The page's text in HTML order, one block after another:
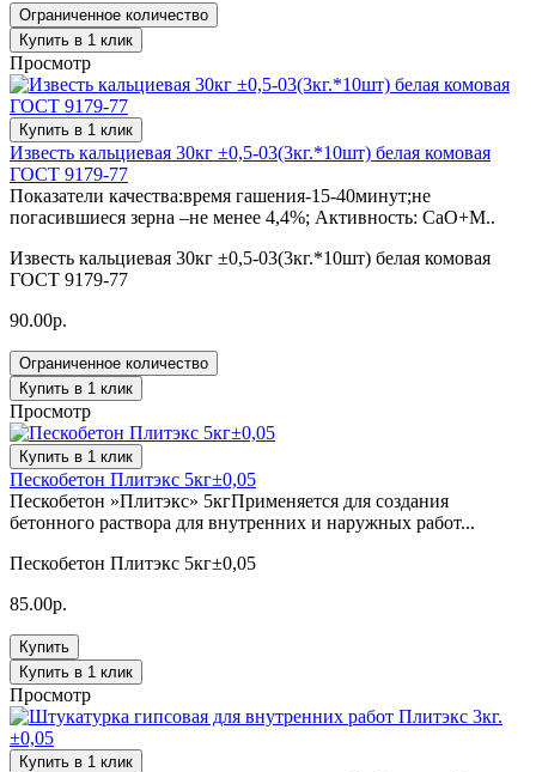
Ограниченное количество
Купить в 1 клик
Просмотр
Купить в 1 клик
Известь кальциевая 30кг ±0,5-03(3кг.*10шт) белая комовая
ГОСТ 9179-77
Показатели качества:время гашения-15-40минут;не
погасившиеся зерна –не менее 4,4%; Активность: СaO+M..
Известь кальциевая 30кг ±0,5-03(3кг.*10шт) белая комовая
ГОСТ 9179-77
90.00р.
Ограниченное количество
Купить в 1 клик
Просмотр
Купить в 1 клик
Пескобетон Плитэкс 5кг±0,05
Пескобетон »Плитэкс» 5кгПрименяется для создания
бетонного раствора для внутренних и наружных работ...
Пескобетон Плитэкс 5кг±0,05
85.00р.
Купить
Купить в 1 клик
Просмотр
Купить в 1 клик